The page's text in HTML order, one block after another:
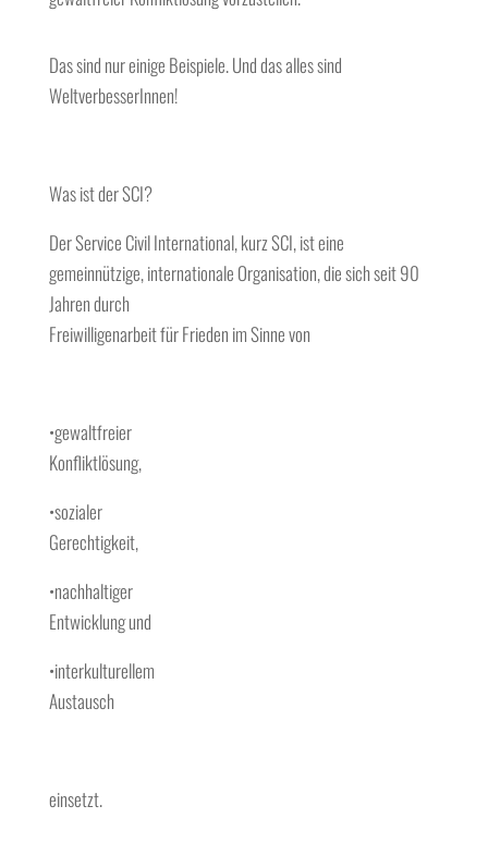
Das sind nur einige Beispiele. Und das alles sind
WeltverbesserInnen!
Was ist der SCI?
Der Service Civil International, kurz SCI, ist eine
gemeinnützige, internationale Organisation, die sich seit 90
Jahren durch
Freiwilligenarbeit für Frieden im Sinne von
•gewaltfreier
Konfliktlösung,
•sozialer
Gerechtigkeit,
•nachhaltiger
Entwicklung und
•interkulturellem
Austausch
einsetzt.